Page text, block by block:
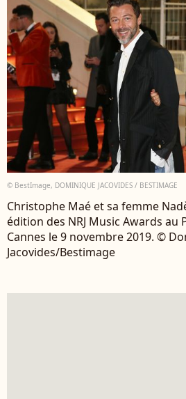
© BestImage, DOMINIQUE JACOVIDES / BESTIMAGE
Christophe Maé et sa femme
édition des NRJ Music Awards au
Cannes le 9 novembre 2019. ©
Jacovides/Bestimage